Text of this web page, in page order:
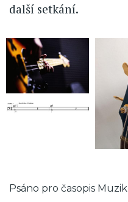
další setkání.
Psáno pro časopis